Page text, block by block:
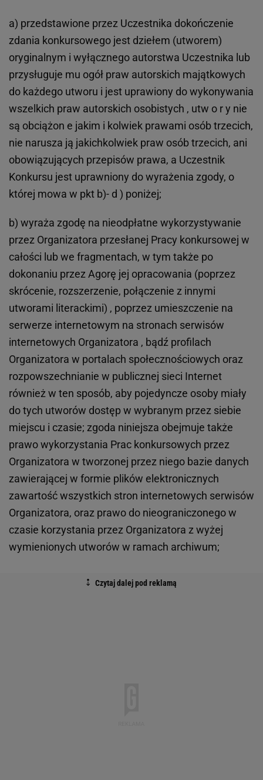
a) przedstawione przez Uczestnika dokończenie
zdania konkursowego jest dziełem (utworem)
oryginalnym i wyłącznego autorstwa Uczestnika lub
przysługuje mu ogół praw autorskich majątkowych
do każdego utworu i jest uprawiony do wykonywania
wszelkich praw autorskich osobistych , utw o r y nie
są obciążon e jakim i kolwiek prawami osób trzecich,
nie narusza ją jakichkolwiek praw osób trzecich, ani
obowiązujących przepisów prawa, a Uczestnik
Konkursu jest uprawniony do wyrażenia zgody, o
której mowa w pkt b)- d ) poniżej;
b) wyraża zgodę na nieodpłatne wykorzystywanie
przez Organizatora przesłanej Pracy konkursowej w
całości lub we fragmentach, w tym także po
dokonaniu przez Agorę jej opracowania (poprzez
skrócenie, rozszerzenie, połączenie z innymi
utworami literackimi) , poprzez umieszczenie na
serwerze internetowym na stronach serwisów
internetowych Organizatora , bądź profilach
Organizatora w portalach społecznościowych oraz
rozpowszechnianie w publicznej sieci Internet
również w ten sposób, aby pojedyncze osoby miały
do tych utworów dostęp w wybranym przez siebie
miejscu i czasie; zgoda niniejsza obejmuje także
prawo wykorzystania Prac konkursowych przez
Organizatora w tworzonej przez niego bazie danych
zawierającej w formie plików elektronicznych
zawartość wszystkich stron internetowych serwisów
Organizatora, oraz prawo do nieograniczonego w
czasie korzystania przez Organizatora z wyżej
wymienionych utworów w ramach archiwum;